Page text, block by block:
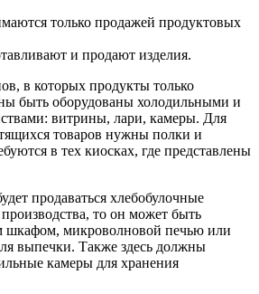
только продажей продуктовых
и продают изделия.
в которых продукты только
быть оборудованы холодильными и
витрины, лари, камеры. Для
товаров нужны полки и
в тех киосках, где представлены
продаваться хлебобулочные
то он может быть
шкафом, микроволновой печью или
выпечки. Также здесь должны
камеры для хранения